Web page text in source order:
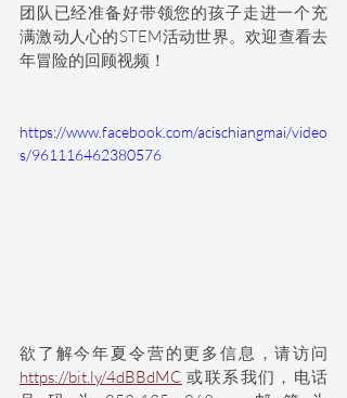
团队已经准备好带领您的孩子走进一个充
满激动人心的STEM活动世界。欢迎查看去
年冒险的回顾视频！
https://www.facebook.com/acischiangmai/video
s/961116462380576
https://bit.ly/4dBBdMC 或联系我们，电话